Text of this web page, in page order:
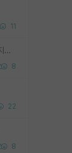
11
ㅋㅋㅋㅋㅋㅋ ㅠㅠ 그래서 일단 유명해지는게 중요한거같습니다
8
22
8